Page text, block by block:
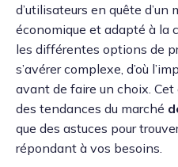
d’utilisateurs en quête
économique et adapté à la
les différentes options de
s’avérer complexe, d’où
avant de faire un choix.
des tendances du marché
que des astuces pour
répondant à vos besoins.